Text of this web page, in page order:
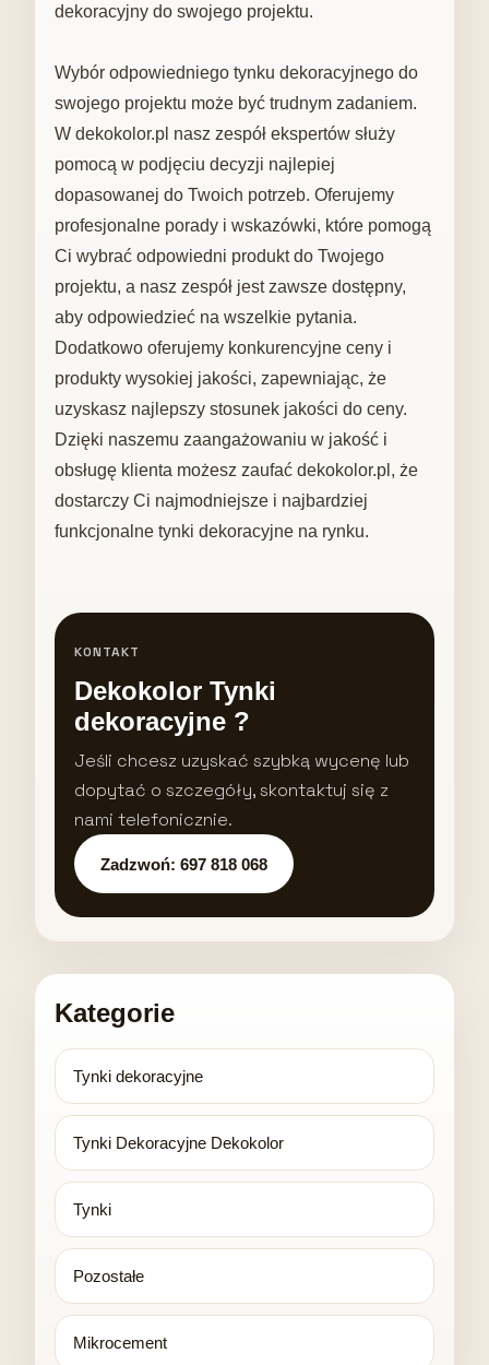
dekoracyjny do swojego projektu.
Wybór odpowiedniego tynku dekoracyjnego do
swojego projektu może być trudnym zadaniem.
W dekokolor.pl nasz zespół ekspertów służy
pomocą w podjęciu decyzji najlepiej
dopasowanej do Twoich potrzeb. Oferujemy
profesjonalne porady i wskazówki, które pomogą
Ci wybrać odpowiedni produkt do Twojego
projektu, a nasz zespół jest zawsze dostępny,
aby odpowiedzieć na wszelkie pytania.
Dodatkowo oferujemy konkurencyjne ceny i
produkty wysokiej jakości, zapewniając, że
uzyskasz najlepszy stosunek jakości do ceny.
Dzięki naszemu zaangażowaniu w jakość i
obsługę klienta możesz zaufać dekokolor.pl, że
dostarczy Ci najmodniejsze i najbardziej
funkcjonalne tynki dekoracyjne na rynku.
KONTAKT
Dekokolor Tynki
dekoracyjne ?
Jeśli chcesz uzyskać szybką wycenę lub
dopytać o szczegóły, skontaktuj się z
nami telefonicznie.
Zadzwoń: 697 818 068
Kategorie
Tynki dekoracyjne
Tynki Dekoracyjne Dekokolor
Tynki
Pozostałe
Mikrocement